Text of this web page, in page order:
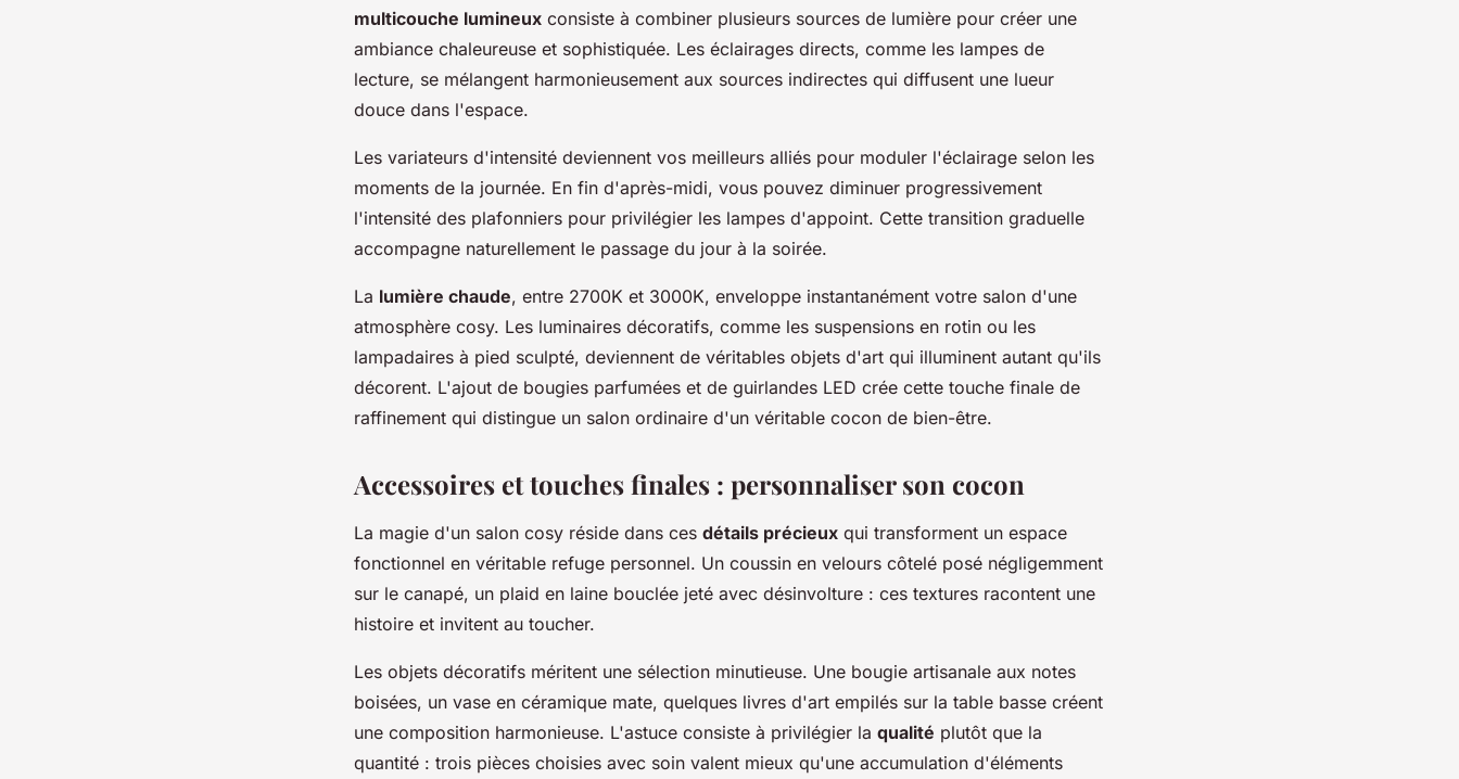
multicouche lumineux consiste à combiner plusieurs sources de lumière pour créer une
ambiance chaleureuse et sophistiquée. Les éclairages directs, comme les lampes de
lecture, se mélangent harmonieusement aux sources indirectes qui diffusent une lueur
douce dans l'espace.
Les variateurs d'intensité deviennent vos meilleurs alliés pour moduler l'éclairage selon les
moments de la journée. En fin d'après-midi, vous pouvez diminuer progressivement
l'intensité des plafonniers pour privilégier les lampes d'appoint. Cette transition graduelle
accompagne naturellement le passage du jour à la soirée.
La lumière chaude, entre 2700K et 3000K, enveloppe instantanément votre salon d'une
atmosphère cosy. Les luminaires décoratifs, comme les suspensions en rotin ou les
lampadaires à pied sculpté, deviennent de véritables objets d'art qui illuminent autant qu'ils
décorent. L'ajout de bougies parfumées et de guirlandes LED crée cette touche finale de
raffinement qui distingue un salon ordinaire d'un véritable cocon de bien-être.
Accessoires et touches finales : personnaliser son cocon
La magie d'un salon cosy réside dans ces détails précieux qui transforment un espace
fonctionnel en véritable refuge personnel. Un coussin en velours côtelé posé négligemment
sur le canapé, un plaid en laine bouclée jeté avec désinvolture : ces textures racontent une
histoire et invitent au toucher.
Les objets décoratifs méritent une sélection minutieuse. Une bougie artisanale aux notes
boisées, un vase en céramique mate, quelques livres d'art empilés sur la table basse créent
une composition harmonieuse. L'astuce consiste à privilégier la qualité plutôt que la
quantité : trois pièces choisies avec soin valent mieux qu'une accumulation d'éléments